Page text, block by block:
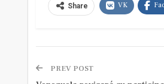
Share VK
PREV POST